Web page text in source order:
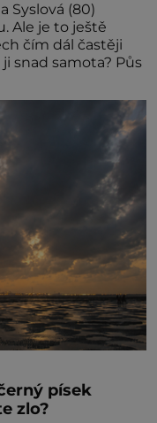
Syslová (80)
Ale je to ještě
čím dál častěji
Dohnala ji snad samota? Půs
písek
zlo?